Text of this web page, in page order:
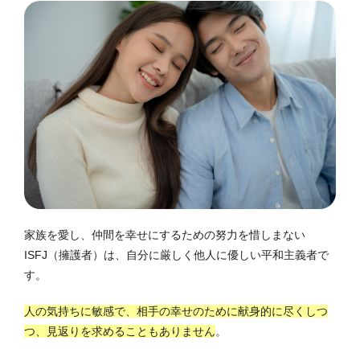
家族を愛し、仲間を幸せにするための努力を惜しまない
ISFJ（擁護者）は、自分に厳しく他人に優しい平和主義者で
す。
人の気持ちに敏感で、相手の幸せのために献身的に尽くしつ
つ、見返りを求めることもありません。